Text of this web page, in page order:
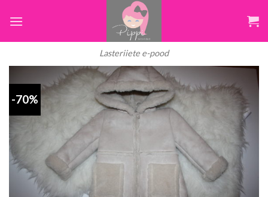
Lasteriiete e-pood
-70%